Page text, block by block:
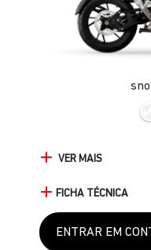
VER MAIS
FICHA TÉCNICA
ENTRAR EM